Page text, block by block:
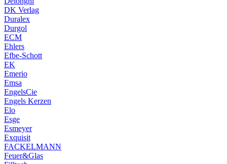
DK Verlag
Duralex
Durgol
ECM
Ehlers
Efbe-Schott
EK
Emerio
Emsa
EngelsCie
Engels Kerzen
Elo
Esge
Esmeyer
Exquisit
FACKELMANN
Feuer&Glas